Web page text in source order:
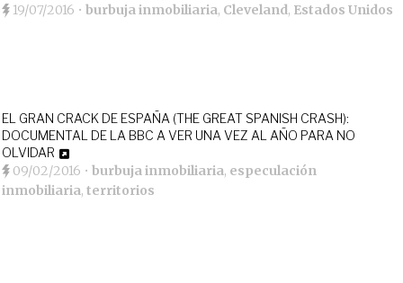
19/07/2016 •burbuja inmobiliaria, Cleveland, Estados Unidos
EL GRAN CRACK DE ESPAÑA (THE GREAT SPANISH CRASH):
DOCUMENTAL DE LA BBC A VER UNA VEZ AL AÑO PARA NO
OLVIDAR
09/02/2016 •burbuja inmobiliaria, especulación
inmobiliaria,territorios